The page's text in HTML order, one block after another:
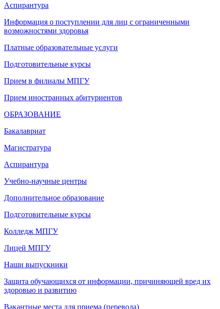
Аспирантура
Информация о поступлении для лиц с ограниченными
возможностями здоровья
Платные образовательные услуги
Подготовительные курсы
Прием в филиалы МПГУ
Прием иностранных абитуриентов
ОБРАЗОВАНИЕ
Бакалавриат
Магистратура
Аспирантура
Учебно-научные центры
Дополнительное образование
Подготовительные курсы
Колледж МПГУ
Лицей МПГУ
Наши выпускники
Защита обучающихся от информации, причиняющей вред их
здоровью и развитию
Вакантные места для приема (перевода)